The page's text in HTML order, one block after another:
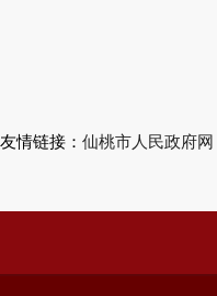
友情链接： 仙桃市人民政府网